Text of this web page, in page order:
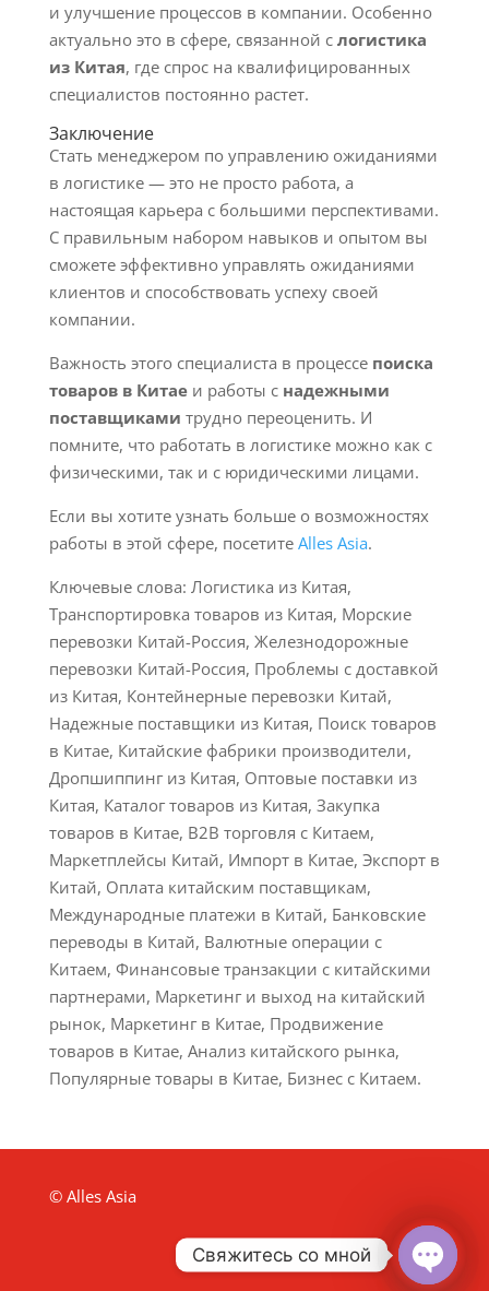
и улучшение процессов в компании. Особенно
актуально это в сфере, связанной с логистика
из Китая, где спрос на квалифицированных
специалистов постоянно растет.
Заключение
Стать менеджером по управлению ожиданиями
в логистике — это не просто работа, а
настоящая карьера с большими перспективами.
С правильным набором навыков и опытом вы
сможете эффективно управлять ожиданиями
клиентов и способствовать успеху своей
компании.
Важность этого специалиста в процессе поиска
товаров в Китаеи работы с надежными
поставщиками трудно переоценить. И
помните, что работать в логистике можно как с
физическими, так и с юридическими лицами.
Если вы хотите узнать больше о возможностях
работы в этой сфере, посетите Alles Asia.
Ключевые слова: Логистика из Китая,
Транспортировка товаров из Китая, Морские
перевозки Китай-Россия, Железнодорожные
перевозки Китай-Россия, Проблемы с доставкой
из Китая, Контейнерные перевозки Китай,
Надежные поставщики из Китая, Поиск товаров
в Китае, Китайские фабрики производители,
Дропшиппинг из Китая, Оптовые поставки из
Китая, Каталог товаров из Китая, Закупка
товаров в Китае, B2B торговля с Китаем,
Маркетплейсы Китай, Импорт в Китае, Экспорт в
Китай, Оплата китайским поставщикам,
Международные платежи в Китай, Банковские
переводы в Китай, Валютные операции с
Китаем, Финансовые транзакции с китайскими
партнерами, Маркетинг и выход на китайский
рынок, Маркетинг в Китае, Продвижение
товаров в Китае, Анализ китайского рынка,
Популярные товары в Китае, Бизнес с Китаем.
© Alles Asia
Свяжитесь со мной